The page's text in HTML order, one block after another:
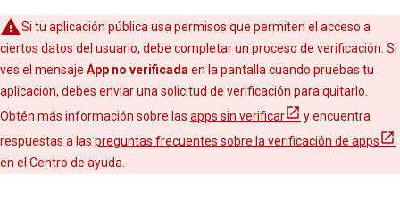
Si tu aplicación pública usa permisos que permiten el acceso a
ciertos datos del usuario, debe completar un proceso de verificación. Si
ves el mensaje App no verificada en la pantalla cuando pruebas tu
aplicación, debes enviar una solicitud de verificación para quitarlo.
Obtén más información sobre las apps sin verificar
y encuentra
respuestas a las preguntas frecuentes sobre la verificación de apps
en el Centro de ayuda.